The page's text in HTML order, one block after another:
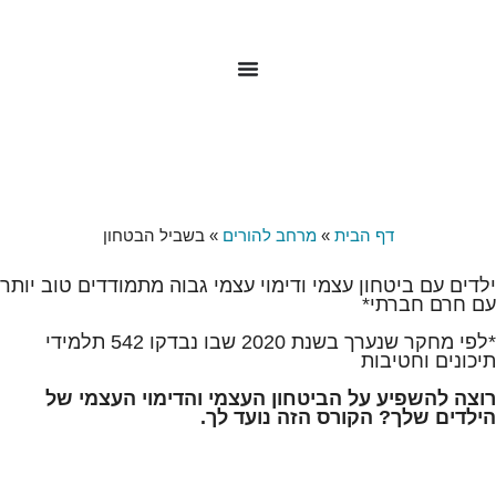
דף הבית »מרחב להורים »בשביל הבטחון
ילדים עם ביטחון עצמי ודימוי עצמי גבוה מתמודדים טוב יותר
עם חרם חברתי*
*לפי מחקר שנערך בשנת 2020 שבו נבדקו 542 תלמידי
תיכונים וחטיבות
רוצה להשפיע על הביטחון העצמי והדימוי העצמי של
הילדים שלך? הקורס הזה נועד לך.